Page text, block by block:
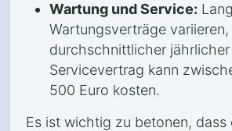
Wartung und Service:
Wartungsverträge variieren,
durchschnittlicher jährlicher
Servicevertrag kann
500 Euro kosten.
Es ist wichtig zu betonen, dass